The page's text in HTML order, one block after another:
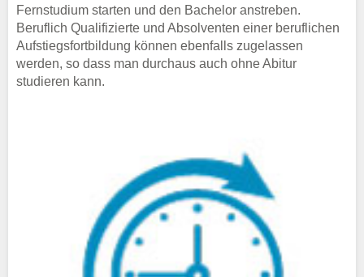
Fernstudium starten und den Bachelor anstreben.
Beruflich Qualifizierte und Absolventen einer beruflichen
Aufstiegsfortbildung können ebenfalls zugelassen
werden, so dass man durchaus auch ohne Abitur
studieren kann.